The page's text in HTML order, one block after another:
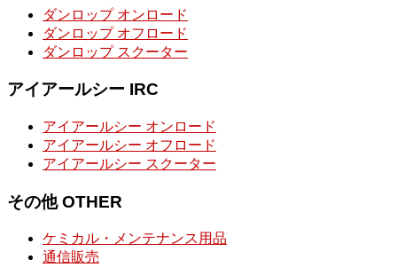
ダンロップ オンロード
ダンロップ オフロード
ダンロップ スクーター
アイアールシー IRC
アイアールシー オンロード
アイアールシー オフロード
アイアールシー スクーター
その他 OTHER
ケミカル・メンテナンス用品
通信販売